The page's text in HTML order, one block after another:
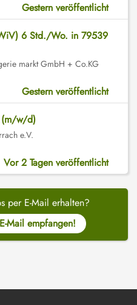
Gestern veröffentlicht
6 Std./Wo. in 79539
markt GmbH + Co.KG
Gestern veröffentlicht
(m/w/d)
e.V.
Vor 2 Tagen veröffentlicht
per E-Mail erhalten?
Mail empfangen!